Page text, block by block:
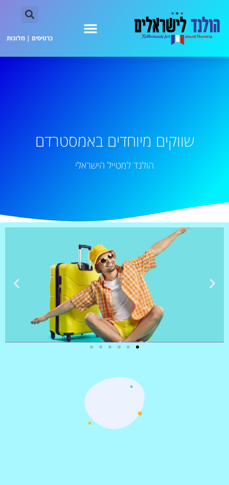
כרטיסים | מלונות
שווקים מיוחדים באמסטרדם
הולנד למטייל הישראלי